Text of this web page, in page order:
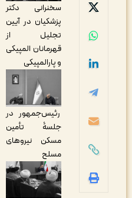
سخنرانی دکتر
پزشکیان در آیین
تجلیل از
قهرمانان المپیکی
و پارالمپیکی
رئیس‌جمهور در
جلسۀ تأمین
مسکن نیروهای